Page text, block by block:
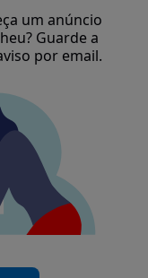
um anúncio
Guarde a
por email.